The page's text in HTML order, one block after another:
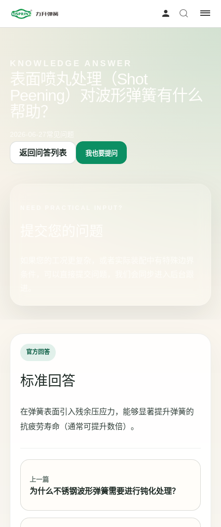
KNOWLEDGE ANSWER
表面喷丸处理（Shot
Peening）对波形弹簧有什么
帮助？
返回问答列表 我也要提问
官方回答
标准回答
在弹簧表面引入残余压应力，能够显著提升弹簧的
抗疲劳寿命（通常可提升数倍）。
上一篇
为什么不锈钢波形弹簧需要进行钝化处理？